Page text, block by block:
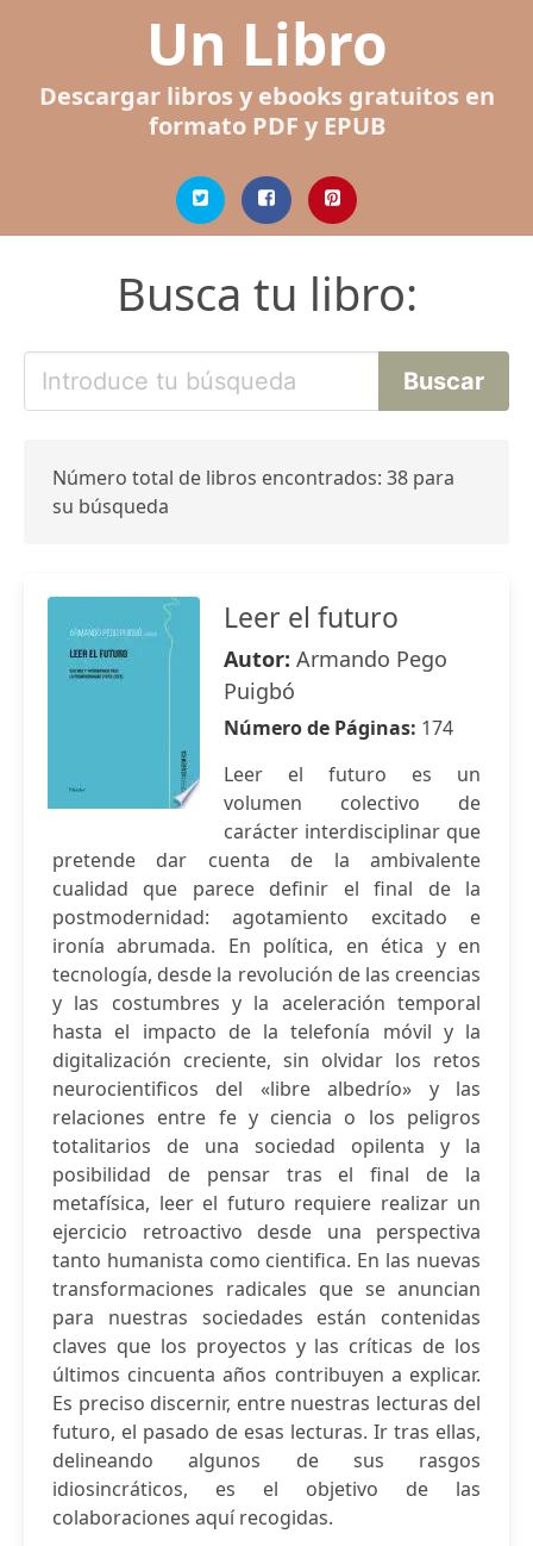
Un Libro
Descargar libros y ebooks gratuitos en
formato PDF y EPUB
Busca tu libro:
Número total de libros encontrados: 38 para
su búsqueda
Leer el futuro
Autor: Armando Pego
Puigbó
Número de Páginas: 174
Leer el futuro es un
volumen colectivo de
carácter interdisciplinar que
pretende dar cuenta de la ambivalente
cualidad que parece definir el final de la
postmodernidad: agotamiento excitado e
ironía abrumada. En política, en ética y en
tecnología, desde la revolución de las creencias
y las costumbres y la aceleración temporal
hasta el impacto de la telefonía móvil y la
digitalización creciente, sin olvidar los retos
neurocientificos del «libre albedrío» y las
relaciones entre fe y ciencia o los peligros
totalitarios de una sociedad opilenta y la
posibilidad de pensar tras el final de la
metafísica, leer el futuro requiere realizar un
ejercicio retroactivo desde una perspectiva
tanto humanista como cientifica. En las nuevas
transformaciones radicales que se anuncian
para nuestras sociedades están contenidas
claves que los proyectos y las críticas de los
últimos cincuenta años contribuyen a explicar.
Es preciso discernir, entre nuestras lecturas del
futuro, el pasado de esas lecturas. Ir tras ellas,
delineando algunos de sus rasgos
idiosincráticos, es el objetivo de las
colaboraciones aquí recogidas.